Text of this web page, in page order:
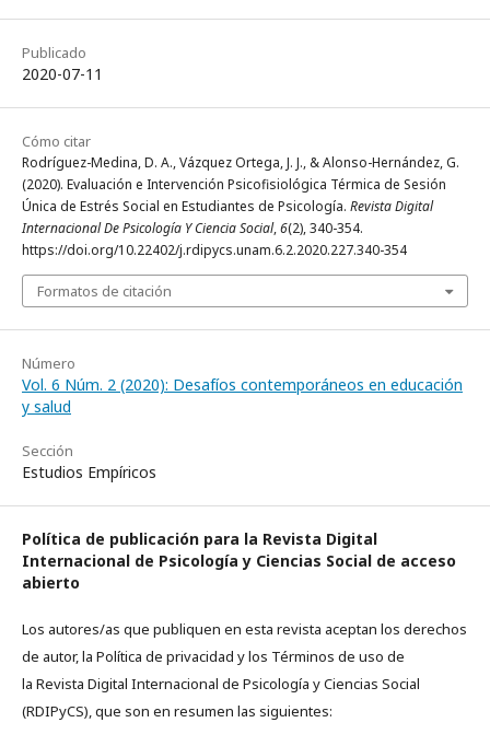
Publicado
2020-07-11
Cómo citar
Rodríguez-Medina, D. A., Vázquez Ortega, J. J., & Alonso-Hernández, G.
(2020). Evaluación e Intervención Psicofisiológica Térmica de Sesión
Única de Estrés Social en Estudiantes de Psicología. Revista Digital
Internacional De Psicología Y Ciencia Social,6(2), 340-354.
https://doi.org/10.22402/j.rdipycs.unam.6.2.2020.227.340-354
Formatos de citación
Número
Vol. 6 Núm. 2 (2020): Desafíos contemporáneos en educación
y salud
Sección
Estudios Empíricos
Política de publicación para la Revista Digital
Internacional de Psicología y Ciencias Social de acceso
abierto
Los autores/as que publiquen en esta revista aceptan los derechos
de autor, la Política de privacidad y los Términos de uso de
la Revista Digital Internacional de Psicología y Ciencias Social
(RDIPyCS), que son en resumen las siguientes: